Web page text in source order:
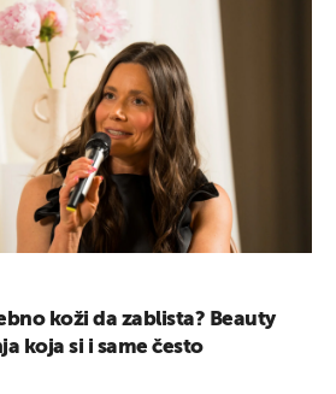
koži da zablista? Beauty
koja si i same često